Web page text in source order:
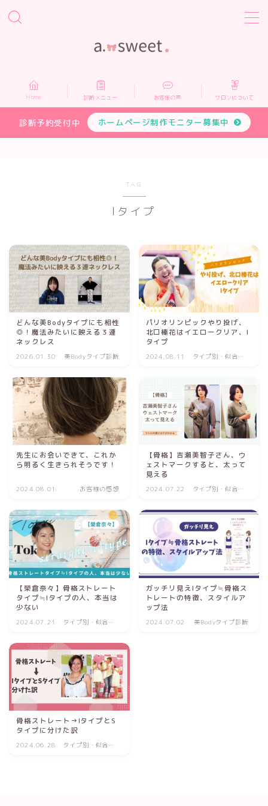
Home
診断メニュー
お申し込み
Home 診断メニュー お客様の声 サロンについて
診断予約受付中 ホームページ制作モニター募集中
TAG
Iタイプ
どんな美Bodyタイプにも相性
◎！魔法みたいに映える３連
ネックレス
2026.01.30 美Bodyタイプ診断
パリオリンピックやり投げ、
北口榛花はイエロークリア、I
タイプ
2024.08.11
タイプ別・似合う
先生にお会いできて、これか
ら明るく生きられそうです！
2024.08.01 お客様の感想
【骨格】吉瀬美智子さん、ウ
ェストマークすると、太って
見える
2024.07.22
タイプ別・似合う
【榮倉奈々】骨格ストレート
タイプ≒Iタイプの人、本当は
少ない
2024.07.21
タイプ別・似合う
ガッチリ見えIタイプ≒骨格ス
トレートの特徴、スタイルア
ップ法
2024.07.02 美Bodyタイプ診断
骨格ストレート→IタイプとS
タイプに分けた訳
2024.06.28
タイプ別・似合う